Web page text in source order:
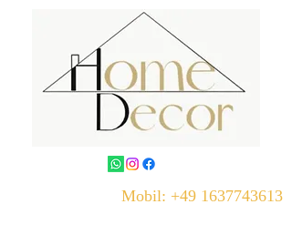
Mobil: +49 1637743613